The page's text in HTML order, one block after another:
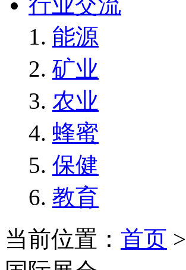
能源
矿业
农业
蜂蜜
保健
教育
当前位置： 首页 >